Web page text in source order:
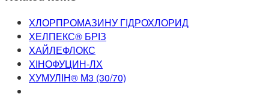
ХЛОРПРОМАЗИНУ ГІДРОХЛОРИД
ХЕЛПЕКС® БРІЗ
ХАЙЛЕФЛОКС
ХІНОФУЦИН-ЛХ
ХУМУЛІН® М3 (30/70)